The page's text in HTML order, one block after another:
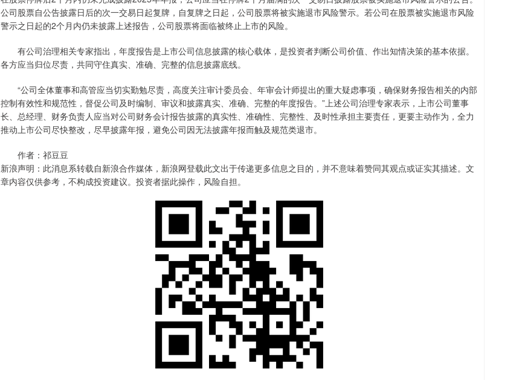
公司股票自公告披露日后的次一交易日起复牌，自复牌之日起，公司股票将被实施退市风险警示。若公司在股票被实施退市风险
警示之日起的2个月内仍未披露上述报告，公司股票将面临被终止上市的风险。
有公司治理相关专家指出，年度报告是上市公司信息披露的核心载体，是投资者判断公司价值、作出知情决策的基本依据。
各方应当归位尽责，共同守住真实、准确、完整的信息披露底线。
“公司全体董事和高管应当切实勤勉尽责，高度关注审计委员会、年审会计师提出的重大疑虑事项，确保财务报告相关的内部
控制有效性和规范性，督促公司及时编制、审议和披露真实、准确、完整的年度报告。”上述公司治理专家表示，上市公司董事
长、总经理、财务负责人应当对公司财务会计报告披露的真实性、准确性、完整性、及时性承担主要责任，更要主动作为，全力
推动上市公司尽快整改，尽早披露年报，避免公司因无法披露年报而触及规范类退市。
作者：祁豆豆
新浪声明：此消息系转载自新浪合作媒体，新浪网登载此文出于传递更多信息之目的，并不意味着赞同其观点或证实其描述。文
章内容仅供参考，不构成投资建议。投资者据此操作，风险自担。